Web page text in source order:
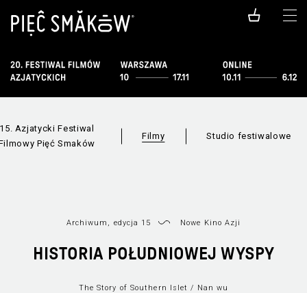
15. Azjatycki Festiwal
Pięć Smaków
Filmy Studio festiwalowe
Archiwum, edycja 15 Nowe Kino Azji
HISTORIA POŁUDNIOWEJ WYSPY
The Story of Southern Islet / Nan wu